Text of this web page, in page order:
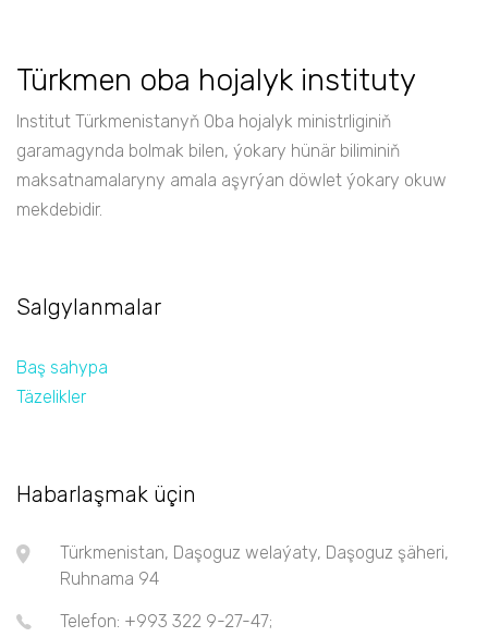
Türkmen oba hojalyk instituty
Institut Türkmenistanyň Oba hojalyk ministrliginiň
garamagynda bolmak bilen, ýokary hünär biliminiň
maksatnamalaryny amala aşyrýan döwlet ýokary okuw
mekdebidir.
Salgylanmalar
Baş sahypa
Täzelikler
Habarlaşmak üçin
Türkmenistan, Daşoguz welaýaty, Daşoguz şäheri,
Ruhnama 94
Telefon: +993 322 9-27-47;